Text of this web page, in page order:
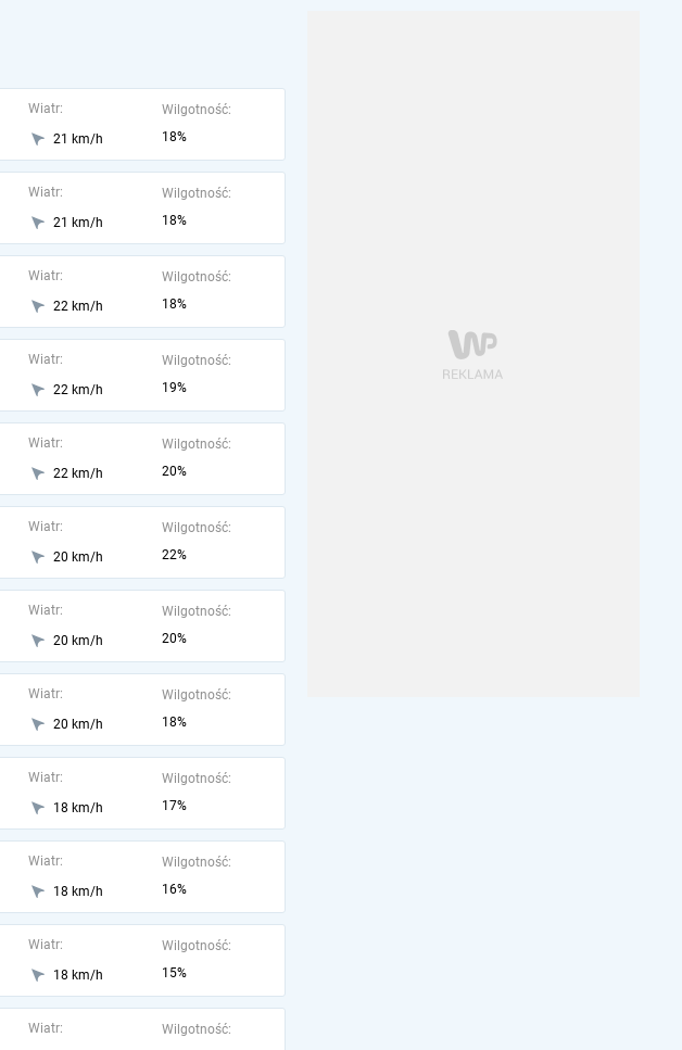
Wiatr:
21 km/h
Wilgotność:
18%
Wiatr:
21 km/h
Wilgotność:
18%
Wiatr:
22 km/h
Wilgotność:
18%
Wiatr:
22 km/h
Wilgotność:
19%
Wiatr:
22 km/h
Wilgotność:
20%
Wiatr:
20 km/h
Wilgotność:
22%
Wiatr:
20 km/h
Wilgotność:
20%
Wiatr:
20 km/h
Wilgotność:
18%
Wiatr:
18 km/h
Wilgotność:
17%
Wiatr:
18 km/h
Wilgotność:
16%
Wiatr:
18 km/h
Wilgotność:
15%
Wiatr:
Wilgotność: